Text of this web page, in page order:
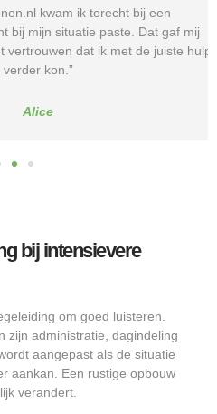
kwam ik terecht bij een
mijn situatie paste. Dat gaf mij
dat ik met de juiste hulp
kon.”
Alice
bij intensievere
om goed luisteren.
zijn administratie, dagindeling
aangepast als de situatie
aankan. Een rustige opbouw
verandert.